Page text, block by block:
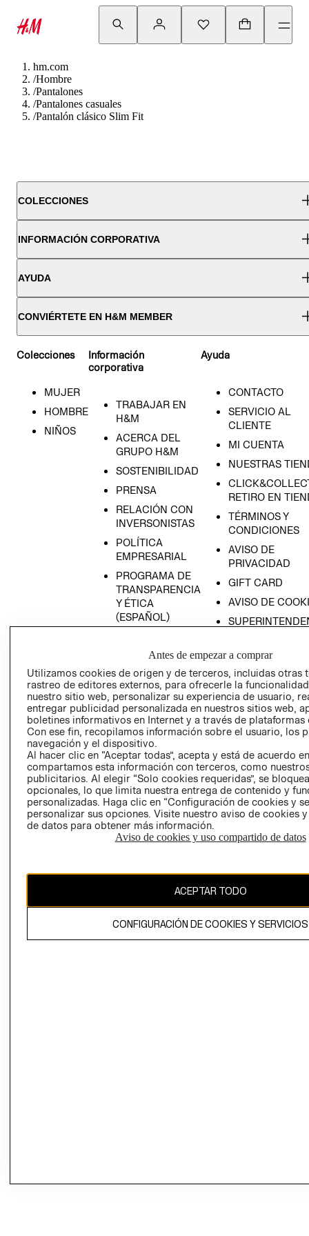
hm.com
/Hombre
/Pantalones
/Pantalones casuales
/Pantalón clásico Slim Fit
COLECCIONES
INFORMACIÓN CORPORATIVA
AYUDA
CONVIÉRTETE EN H&M MEMBER
Colecciones
MUJER
HOMBRE
NIÑOS
Información
corporativa
TRABAJAR EN
H&M
ACERCA DEL
GRUPO H&M
SOSTENIBILIDAD
PRENSA
RELACIÓN CON
INVERSONISTAS
POLÍTICA
EMPRESARIAL
PROGRAMA DE
TRANSPARENCIA
Y ÉTICA
(ESPAÑOL)
TRANSPARENCIA
Ayuda
CONTACTO
SERVICIO AL
CLIENTE
MI CUENTA
NUESTRAS
RETIRO EN
TÉRMINOS Y
CONDICIONES
AVISO DE
PRIVACIDAD
GIFT CARD
AVISO DE
PETICIONES
QUEJAS Y
RECLAMOS
Colombia ($)
CAMBIAR REGIÓN
El contenido de esta página web está protegido por copyright y es
propiedad de H&M Hennes & Mauritz AB.
Antes de empezar a comprar
Utilizamos cookies de origen y de terceros, incluidas otras
rastreo de editores externos, para ofrecerle la
nuestro sitio web, personalizar su experiencia de usuario,
entregar publicidad personalizada en nuestros sitios web,
boletines informativos en Internet y a través de plataformas
Con ese fin, recopilamos información sobre el usuario, los
navegación y el dispositivo.
Al hacer clic en “Aceptar todas”, acepta y está de acuerdo
compartamos esta información con terceros, como
publicitarios. Al elegir “Solo cookies requeridas”, se
opcionales, lo que limita nuestra entrega de contenido y
personalizadas. Haga clic en “Configuración de cookies y
personalizar sus opciones. Visite nuestro aviso de cookies
de datos para obtener más información.
Aviso de cookies y uso compartido de datos
ACEPTAR TODO
CONFIGURACIÓN DE COOKIES Y SERVICIOS